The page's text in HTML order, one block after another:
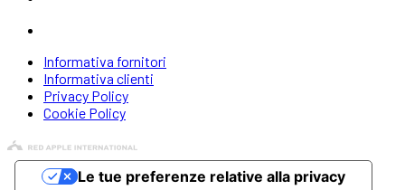
Informativa fornitori
Informativa clienti
Privacy Policy
Cookie Policy
Le tue preferenze relative alla privacy